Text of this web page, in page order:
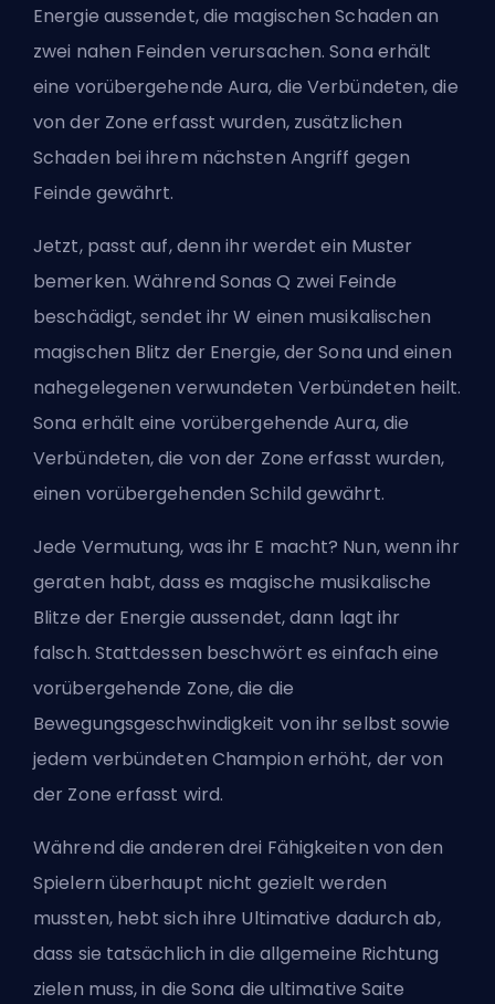
Energie aussendet, die magischen Schaden an
zwei nahen Feinden verursachen. Sona erhält
eine vorübergehende Aura, die Verbündeten, die
von der Zone erfasst wurden, zusätzlichen
Schaden bei ihrem nächsten Angriff gegen
Feinde gewährt.
Jetzt, passt auf, denn ihr werdet ein Muster
bemerken. Während Sonas Q zwei Feinde
beschädigt, sendet ihr W einen musikalischen
magischen Blitz der Energie, der Sona und einen
nahegelegenen verwundeten Verbündeten heilt.
Sona erhält eine vorübergehende Aura, die
Verbündeten, die von der Zone erfasst wurden,
einen vorübergehenden Schild gewährt.
Jede Vermutung, was ihr E macht? Nun, wenn ihr
geraten habt, dass es magische musikalische
Blitze der Energie aussendet, dann lagt ihr
falsch. Stattdessen beschwört es einfach eine
vorübergehende Zone, die die
Bewegungsgeschwindigkeit von ihr selbst sowie
jedem verbündeten Champion erhöht, der von
der Zone erfasst wird.
Während die anderen drei Fähigkeiten von den
Spielern überhaupt nicht gezielt werden
mussten, hebt sich ihre Ultimative dadurch ab,
dass sie tatsächlich in die allgemeine Richtung
zielen muss, in die Sona die ultimative Saite